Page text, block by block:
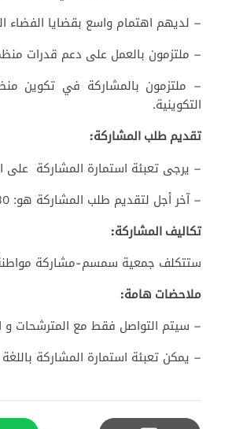
– لديهم اهتمام واسع بقضايا الفضاء
– ملتزمون بالعمل على دعم قدرات
– ملتزمون بالمشاركة في تكوين
التكوينية.
تقديم طلب المشاركة:
– يرجى تعبئة استمارة المشاركة على
– آخر أجل لتقديم طلب المشاركة هو: 30 أبريل 2022.
تكاليف المشاركة:
ستتكلف جمعية سمسم-مشاركة مواطنة
ملاحضات هامة:
– سيتم التواصل فقط مع المترشحات و
– يمكن تعبئة استمارة المشاركة